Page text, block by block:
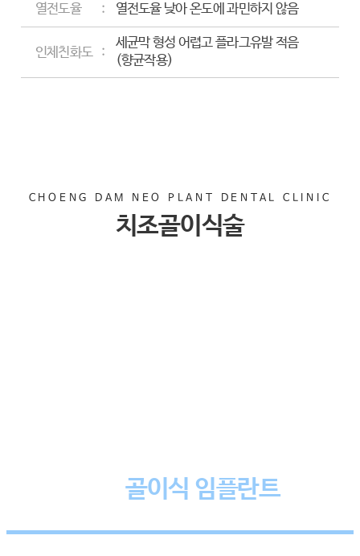
열전도율 열전도율 낮아 온도에 과민하지 않음
인체친화도
세균막 형성 어렵고 플라그유발 적음
(향균작용)
CHOENG DAM NEO PLANT DENTAL CLINIC
치조골이식술
골이식 임플란트